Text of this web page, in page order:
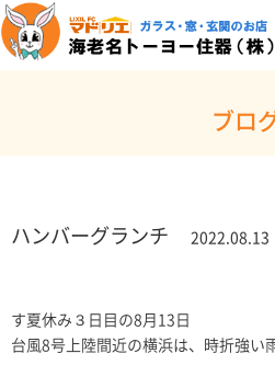
ブロ
ハンバーグランチ 2022.08.13
す夏休み３日目の8月13日
台風8号上陸間近の横浜は、時折強い